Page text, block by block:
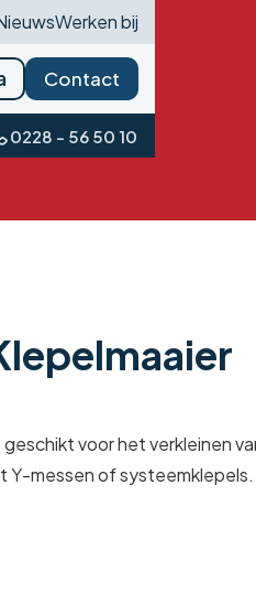
Werken bij
Contact
0228 - 56 50 10
geschikt voor het verkleinen
Y-messen of systeemklepels.